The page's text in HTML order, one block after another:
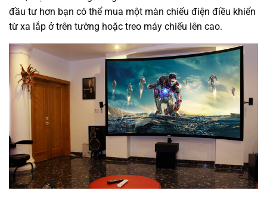
đầu tư hơn bạn có thể mua một màn chiếu điện điều khiển
từ xa lắp ở trên tường hoặc treo máy chiếu lên cao.